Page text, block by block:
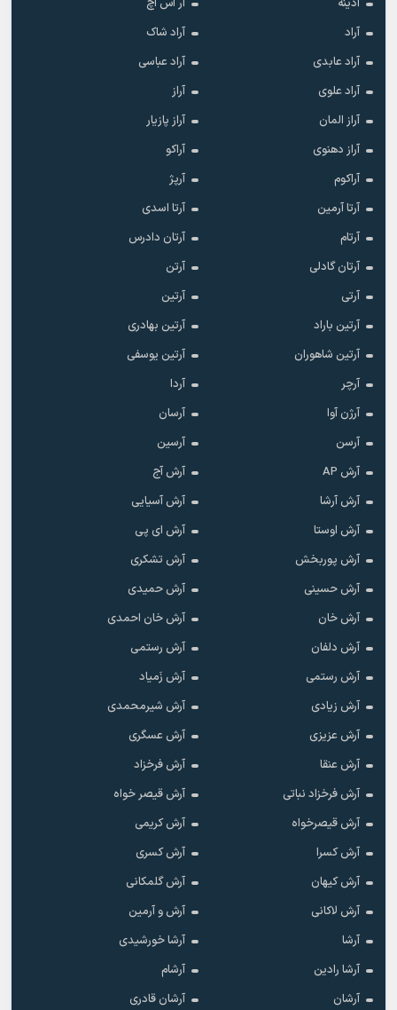
آدینه
آر اس اچ
آراد
آراد شاک
آراد عابدی
آراد عباسی
آراد علوی
آراز
آراز المان
آراز پازیار
آراز دهنوی
آراکو
آراکوم
آرپژ
آرتا آرمین
آرتا اسدی
آرتام
آرتان دادرس
آرتان گادلی
آرتن
آرتی
آرتین
آرتین باراد
آرتین بهادری
آرتین شاهوران
آرتین یوسفی
آرچر
آردا
آرژن آوا
آرسان
آرسن
آرسین
آرش AP
آرش آج
آرش آرشا
آرش آسیایی
آرش اوستا
آرش ای پی
آرش پوربخش
آرش تشکری
آرش حسینی
آرش حمیدی
آرش خان
آرش خان احمدی
آرش دلفان
آرش رستمى
آرش رستمی
آرش زَمیاد
آرش زیادی
آرش شیرمحمدی
آرش عزیزی
آرش عسگری
آرش عنقا
آرش فرخزاد
آرش فرخزاد نباتی
آرش قیصر خواه
آرش قیصرخواه
آرش کریمی
آرش کسرا
آرش کسری
آرش کیهان
آرش گلمکانی
آرش لاکانی
آرش و آرمین
آرشا
آرشا خورشیدی
آرشا رادین
آرشام
آرشان
آرشان قادری